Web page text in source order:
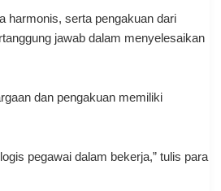
harmonis, serta pengakuan dari
jawab dalam menyelesaikan
dan pengakuan memiliki
pegawai dalam bekerja,” tulis para